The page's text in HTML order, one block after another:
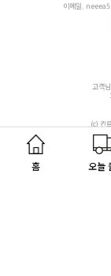
이메일.
고객
(c) 킨
홈 오늘